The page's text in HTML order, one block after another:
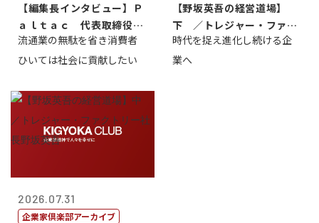
【編集長インタビュー】Ｐ
ａｌｔａｃ 代表取締役会
長三木田國夫
流通業の無駄を省き消費者
ひいては社会に貢献したい
【野坂英吾の経営道場】
下 ／トレジャー・ファク
トリー社長野坂...
時代を捉え進化し続ける企
業へ
2026.07.31
企業家倶楽部アーカイブ